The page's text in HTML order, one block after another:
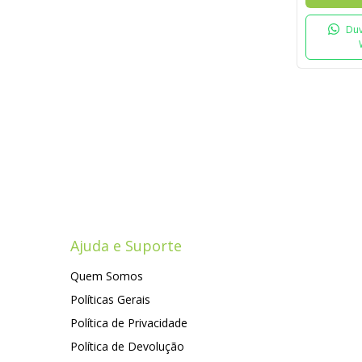
Ajuda e Suporte
Quem Somos
Políticas Gerais
Política de Privacidade
Política de Devolução